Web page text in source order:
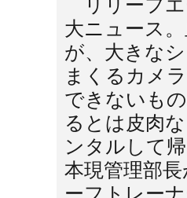
大ニュース
が、大きな
まくるカメ
できないも
るとは皮肉
ンタルして
本現管理部
ーフトレー